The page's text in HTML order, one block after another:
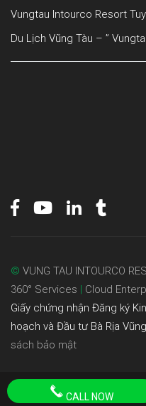
Vungtau Intourco Resort
Du Lịch Vũng Tàu – ”
© VUNG TAU INTOURCO
360° Services
Cloud
Giấy chứng nhận Đăng ký
hoạch và Đầu tư Bà Rịa
sách bảo mật
CALL NOW